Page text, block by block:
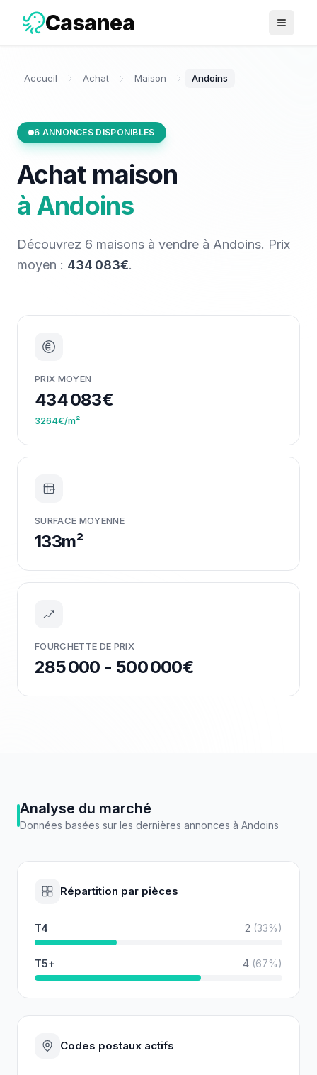
Casanea Ouvrir
Accueil Achat Maison Andoins
6 ANNONCES DISPONIBLES
Achat maison
àAndoins
Découvrez 6 maisons à vendre à Andoins. Prix
moyen : 434 083€.
PRIX MOYEN
434 083€
3264€/m²
m²
SURFACE MOYENNE
133m²
FOURCHETTE DE PRIX
285 000 - 500 000€
Analyse du marché
Données basées sur les dernières annonces à Andoins
Répartition par pièces
T4 2 (33%)
T5+ 4 (67%)
Codes postaux actifs